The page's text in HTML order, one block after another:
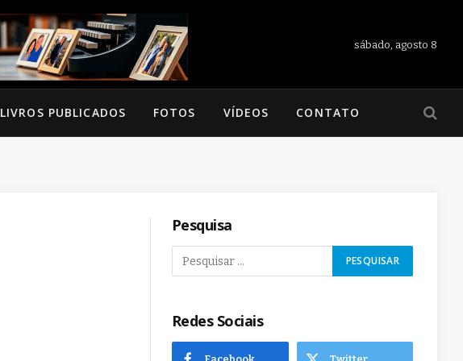
sábado, agosto 8
LIVROS PUBLICADOS FOTOS VÍDEOS CONTATO
Pesquisa
Redes Sociais